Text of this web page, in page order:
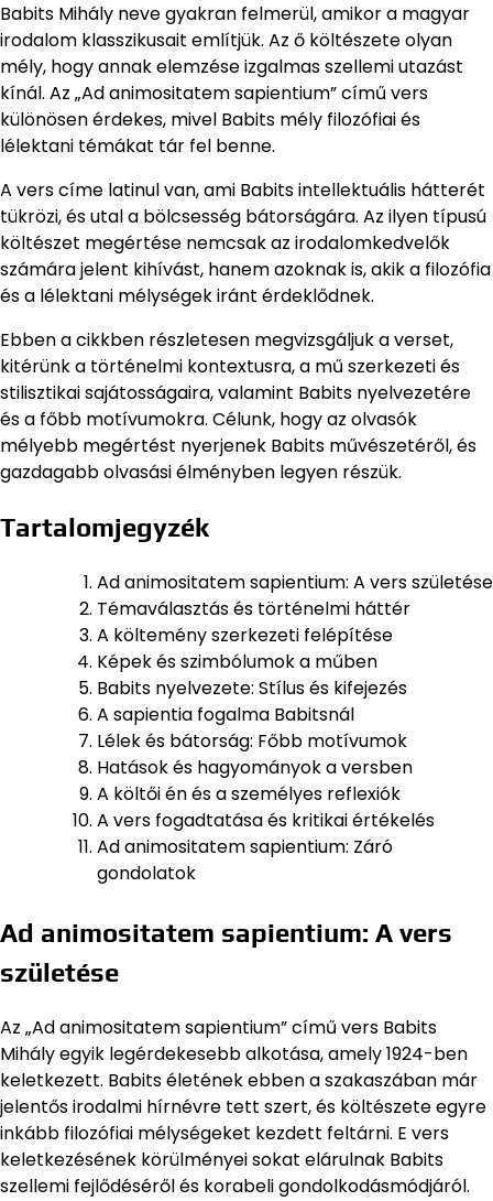
Babits Mihály neve gyakran felmerül, amikor a magyar
irodalom klasszikusait említjük. Az ő költészete olyan
mély, hogy annak elemzése izgalmas szellemi utazást
kínál. Az „Ad animositatem sapientium” című vers
különösen érdekes, mivel Babits mély filozófiai és
lélektani témákat tár fel benne.
A vers címe latinul van, ami Babits intellektuális hátterét
tükrözi, és utal a bölcsesség bátorságára. Az ilyen típusú
költészet megértése nemcsak az irodalomkedvelők
számára jelent kihívást, hanem azoknak is, akik a filozófia
és a lélektani mélységek iránt érdeklődnek.
Ebben a cikkben részletesen megvizsgáljuk a verset,
kitérünk a történelmi kontextusra, a mű szerkezeti és
stilisztikai sajátosságaira, valamint Babits nyelvezetére
és a főbb motívumokra. Célunk, hogy az olvasók
mélyebb megértést nyerjenek Babits művészetéről, és
gazdagabb olvasási élményben legyen részük.
Tartalomjegyzék
Ad animositatem sapientium: A vers születése
Témaválasztás és történelmi háttér
A költemény szerkezeti felépítése
Képek és szimbólumok a műben
Babits nyelvezete: Stílus és kifejezés
A sapientia fogalma Babitsnál
Lélek és bátorság: Főbb motívumok
Hatások és hagyományok a versben
A költői én és a személyes reflexiók
A vers fogadtatása és kritikai értékelés
Ad animositatem sapientium: Záró
gondolatok
Ad animositatem sapientium: A vers
születése
Az „Ad animositatem sapientium” című vers Babits
Mihály egyik legérdekesebb alkotása, amely 1924-ben
keletkezett. Babits életének ebben a szakaszában már
jelentős irodalmi hírnévre tett szert, és költészete egyre
inkább filozófiai mélységeket kezdett feltárni. E vers
keletkezésének körülményei sokat elárulnak Babits
szellemi fejlődéséről és korabeli gondolkodásmódjáról.